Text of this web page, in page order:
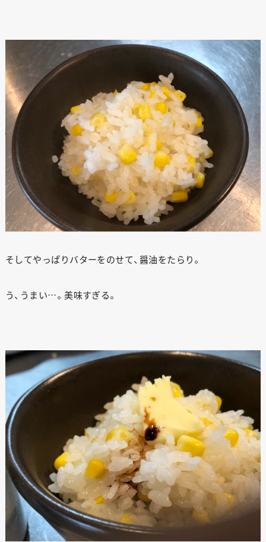
ANATA.
EVENT
WORKS
ABOUT US
STAFF BLOG
RECRUIT
資料請求
個別相談
そしてやっぱりバターをのせて、醤油をたらり。
う、うまい…。美味すぎる。